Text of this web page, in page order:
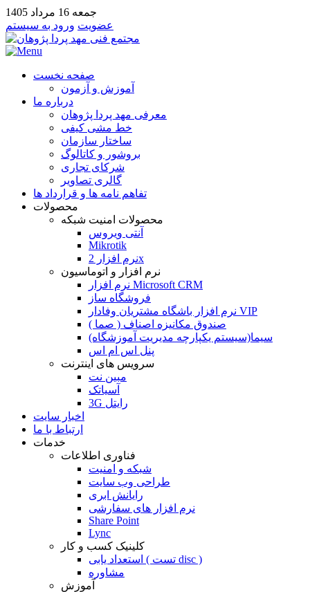
جمعه 16 مرداد 1405
عضویت ورود به سیستم
صفحه نخست
آموزش و آزمون
درباره ما
معرفی مهد پردا پژوهان
خط مشی کیفی
ساختار سازمان
بروشور و کاتالوگ
شرکای تجاری
گالری تصاویر
تفاهم نامه ها و قرارداد ها
محصولات
محصولات امنیت شبکه
آنتی ویروس
Mikrotik
نرم افزار 2x
نرم افزار و اتوماسیون
نرم افزار Microsoft CRM
فروشگاه ساز
نرم افزار باشگاه مشتریان وفادار VIP
صندوق مکانیزه اصناف ( صما )
سیما(سیستم یکپارچه مدیریت آموزشگاه)
پنل اس ام اس
سرویس های اینترنت
مبین نت
آسیاتک
3G رایتل
اخبار سایت
ارتباط با ما
خدمات
فناوری اطلاعات
شبکه و امنیت
طراحی وب سایت
رایانش ابری
نرم افزار های سفارشی
Share Point
Lync
کلینیک کسب و کار
استعداد یابی ( تست disc )
مشاوره
آموزش